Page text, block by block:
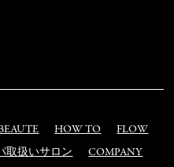
HOW TO
FLOW
取扱いサロン COMPANY